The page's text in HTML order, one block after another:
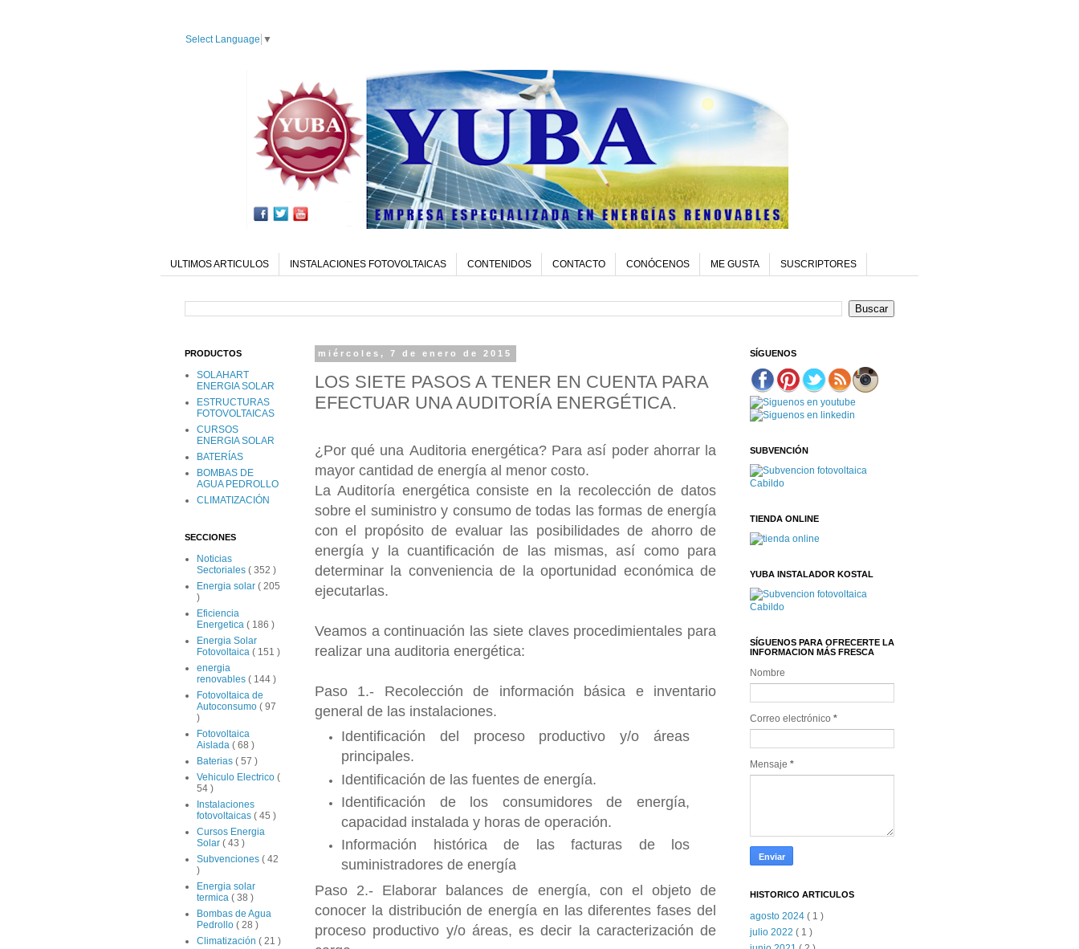
Select Language ▼
ULTIMOS ARTICULOS INSTALACIONES FOTOVOLTAICAS CONTENIDOS CONTACTO CONÓCENOS ME GUSTA SUSCRIPTORES
miércoles, 7 de enero de 2015
LOS SIETE PASOS A TENER EN CUENTA PARA
EFECTUAR UNA AUDITORÍA ENERGÉTICA.
¿Por qué una Auditoria energética? Para así poder ahorrar la
mayor cantidad de energía al menor costo.
La Auditoría energética consiste en la recolección de datos
sobre el suministro y consumo de todas las formas de energía
con el propósito de evaluar las posibilidades de ahorro de
energía y la cuantificación de las mismas, así como para
determinar la conveniencia de la oportunidad económica de
ejecutarlas.
Veamos a continuación las siete claves procedimientales para
realizar una auditoria energética:
Paso 1.- Recolección de información básica e inventario
general de las instalaciones.
Identificación del proceso productivo y/o áreas
principales.
Identificación de las fuentes de energía.
Identificación de los consumidores de energía,
capacidad instalada y horas de operación.
Información histórica de las facturas de los
suministradores de energía
Paso 2.- Elaborar balances de energía, con el objeto de
conocer la distribución de energía en las diferentes fases del
proceso productivo y/o áreas, es decir la caracterización de
PRODUCTOS
SOLAHART
ENERGIA SOLAR
ESTRUCTURAS
FOTOVOLTAICAS
CURSOS
ENERGIA SOLAR
BATERÍAS
BOMBAS DE
AGUA PEDROLLO
CLIMATIZACIÓN
SECCIONES
Noticias
Sectoriales ( 352 )
Energia solar ( 205
)
Eficiencia
Energetica ( 186 )
Energia Solar
Fotovoltaica ( 151 )
energia
renovables ( 144 )
Fotovoltaica de
Autoconsumo ( 97
)
Fotovoltaica
Aislada ( 68 )
Baterias ( 57 )
Vehiculo Electrico (
54 )
Instalaciones
fotovoltaicas ( 45 )
Cursos Energia
Solar ( 43 )
Subvenciones ( 42
)
Energia solar
termica ( 38 )
Bombas de Agua
Pedrollo ( 28 )
Climatización ( 21 )
SÍGUENOS
SUBVENCIÓN
TIENDA ONLINE
YUBA INSTALADOR KOSTAL
SÍGUENOS PARA OFRECERTE LA
INFORMACION MÁS FRESCA
Nombre
Correo electrónico *
Mensaje *
HISTORICO ARTICULOS
agosto 2024 ( 1 )
julio 2022 ( 1 )